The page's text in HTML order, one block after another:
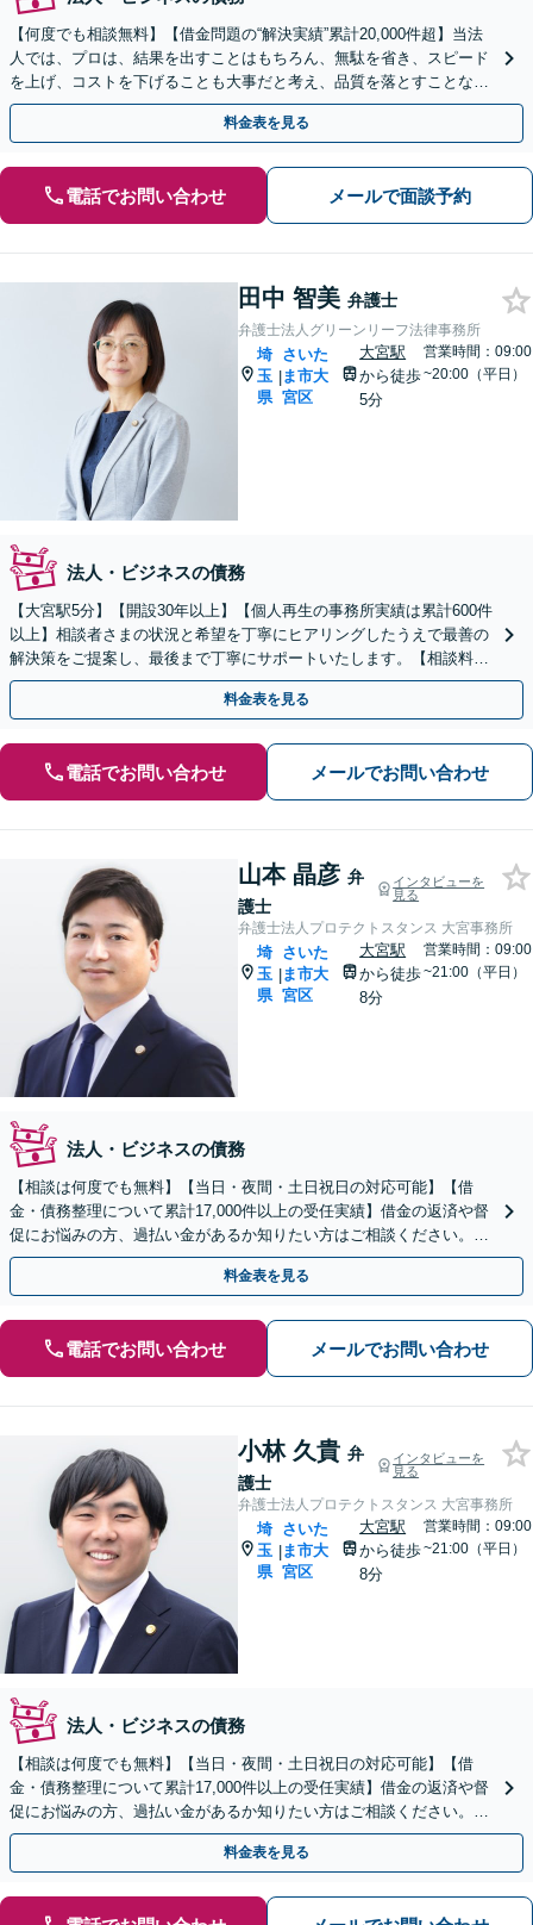
【何度でも相談無料】【借金問題の“解決実績”累計20,000件超】当法
人では、プロは、結果を出すことはもちろん、無駄を省き、スピード
を上げ、コストを下げることも大事だと考え、品質を落とすことな
く、費用を可能な限り安くすることにこだわります。
料金表を見る
電話でお問い合わせ メールで面談予約
田中 智美 弁護士
弁護士法人グリーンリーフ法律事務所
埼
玉
県
|
さいた
ま市大
宮区
大宮駅
から徒歩
5分
営業時間：09:00
~20:00（平日）
法人・ビジネスの債務
【大宮駅5分】【開設30年以上】【個人再生の事務所実績は累計600件
以上】相談者さまの状況と希望を丁寧にヒアリングしたうえで最善の
解決策をご提案し、最後まで丁寧にサポートいたします。【相談料無
料】【電話相談可】【休日・夜間対応】
料金表を見る
電話でお問い合わせ メールでお問い合わせ
山本 晶彦 弁
護士
インタビューを
見る
弁護士法人プロテクトスタンス 大宮事務所
埼
玉
県
|
さいた
ま市大
宮区
大宮駅
から徒歩
8分
営業時間：09:00
~21:00（平日）
法人・ビジネスの債務
【相談は何度でも無料】【当日・夜間・土日祝日の対応可能】【借
金・債務整理について累計17,000件以上の受任実績】借金の返済や督
促にお悩みの方、過払い金があるか知りたい方はご相談ください。ベ
ストな解決策を提案いたします。
料金表を見る
電話でお問い合わせ メールでお問い合わせ
小林 久貴 弁
護士
インタビューを
見る
弁護士法人プロテクトスタンス 大宮事務所
埼
玉
県
|
さいた
ま市大
宮区
大宮駅
から徒歩
8分
営業時間：09:00
~21:00（平日）
法人・ビジネスの債務
【相談は何度でも無料】【当日・夜間・土日祝日の対応可能】【借
金・債務整理について累計17,000件以上の受任実績】借金の返済や督
促にお悩みの方、過払い金があるか知りたい方はご相談ください。ベ
ストな解決策を提案いたします。
料金表を見る